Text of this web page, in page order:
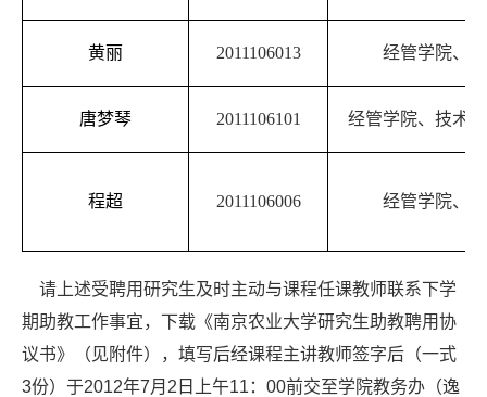
黄丽 2011106013 经管学院、
唐梦琴 2011106101 经管学院、技术
程超 2011106006 经管学院、
请上述受聘用研究生及时主动与课程任课教师联系下学
期助教工作事宜，下载《南京农业大学研究生助教聘用协
议书》（见附件），填写后经课程主讲教师签字后（一式
3份）于2012年7月2日上午11：00前交至学院教务办（逸